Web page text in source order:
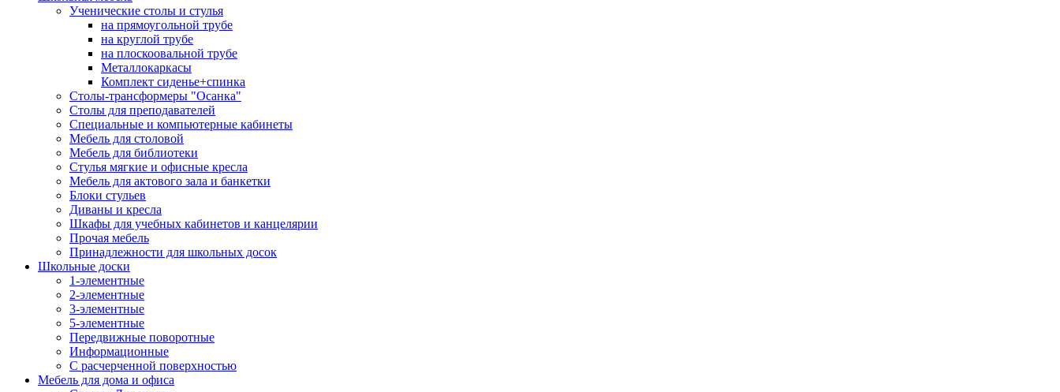
Ученические столы и стулья
на прямоугольной трубе
на круглой трубе
на плоскоовальной трубе
Металлокаркасы
Комплект сиденье+спинка
Столы-трансформеры "Осанка"
Столы для преподавателей
Специальные и компьютерные кабинеты
Мебель для столовой
Мебель для библиотеки
Стулья мягкие и офисные кресла
Мебель для актового зала и банкетки
Блоки стульев
Диваны и кресла
Шкафы для учебных кабинетов и канцелярии
Прочая мебель
Принадлежности для школьных досок
Школьные доски
1-элементные
2-элементные
3-элементные
5-элементные
Передвижные поворотные
Информационные
С расчерченной поверхностью
Мебель для дома и офиса